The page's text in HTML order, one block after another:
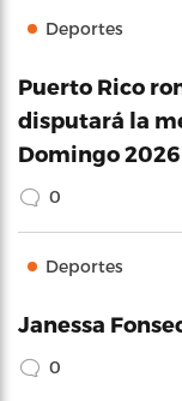
Deportes
Puerto Rico
disputará la
Domingo 2026
0
Deportes
Janessa
0